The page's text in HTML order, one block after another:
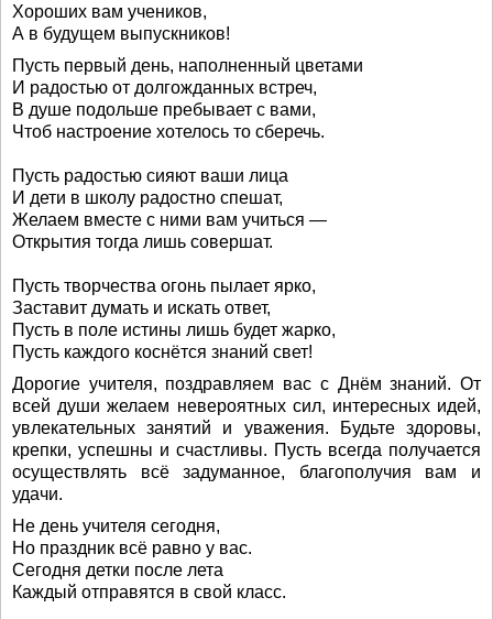
Хороших вам учеников,
А в будущем выпускников!
Пусть первый день, наполненный цветами
И радостью от долгожданных встреч,
В душе подольше пребывает с вами,
Чтоб настроение хотелось то сберечь.
Пусть радостью сияют ваши лица
И дети в школу радостно спешат,
Желаем вместе с ними вам учиться —
Открытия тогда лишь совершат.
Пусть творчества огонь пылает ярко,
Заставит думать и искать ответ,
Пусть в поле истины лишь будет жарко,
Пусть каждого коснётся знаний свет!
Дорогие учителя, поздравляем вас с Днём знаний. От
всей души желаем невероятных сил, интересных идей,
увлекательных занятий и уважения. Будьте здоровы,
крепки, успешны и счастливы. Пусть всегда получается
осуществлять всё задуманное, благополучия вам и
удачи.
Не день учителя сегодня,
Но праздник всё равно у вас.
Сегодня детки после лета
Каждый отправятся в свой класс.